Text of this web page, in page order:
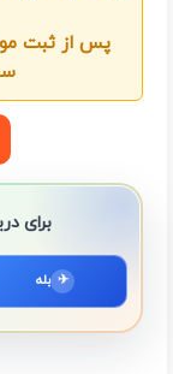
پس از ثبت
برای
✈ بله